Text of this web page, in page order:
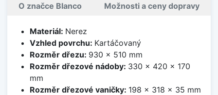
O značce Blanco Možnosti a ceny dopravy
Materiál: Nerez
Vzhled povrchu: Kartáčovaný
Rozměr dřezu: 930 x 510 mm
Rozměr dřezové nádoby: 330 x 420 x 170
mm
Rozměr dřezové vaničky: 198 x 318 x 35 mm